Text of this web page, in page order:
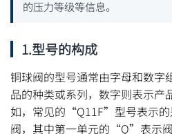
的压力等级等信息。
1.型号的构成
铜球阀的型号通常由字母和数字
品的种类或系列，数字则表示产
如，常见的“Q11F”型号表示的
阀，其中第一单元的“Q”表示